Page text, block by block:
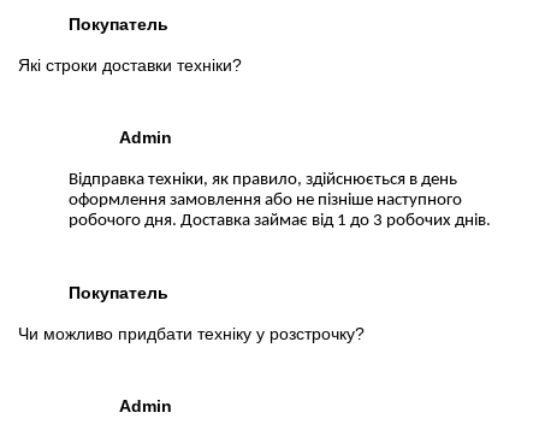
Покупатель
Які строки доставки техніки?
Admin
Відправка техніки, як правило, здійснюється в день
оформлення замовлення або не пізніше наступного
робочого дня. Доставка займає від 1 до 3 робочих днів.
Покупатель
Чи можливо придбати техніку у розстрочку?
Admin